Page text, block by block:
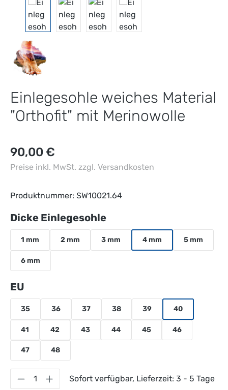
Einlegesohle weiches Material
"Orthofit" mit Merinowolle
Regulärer Preis:
90,00 €
Preise inkl. MwSt. zzgl. Versandkosten
Produktnummer: SW10021.64
Dicke Einlegesohleauswählen
1 mm 2 mm 3 mm 4 mm 5 mm
6 mm
EU
35 36 37 38 39 40
41 42 43 44 45 46
47 48
Produkt Anzahl: Gib den gewünschten
Sofort verfügbar, Lieferzeit: 3 - 5 Tage